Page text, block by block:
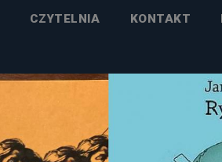
CZYTELNIA KONTAKT